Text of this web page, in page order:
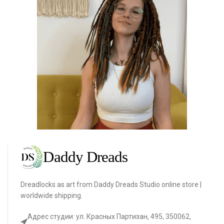
Dreadlocks as art from Daddy Dreads Studio online store |
worldwide shipping.
Адрес студии: ул. Красных Партизан, 495, 350062,